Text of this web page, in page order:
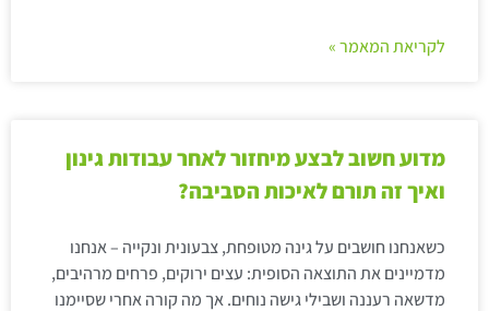
לקריאת המאמר »
מדוע חשוב לבצע מיחזור לאחר עבודות גינון
ואיך זה תורם לאיכות הסביבה?
כשאנחנו חושבים על גינה מטופחת, צבעונית ונקייה – אנחנו
מדמיינים את התוצאה הסופית: עצים ירוקים, פרחים מרהיבים,
מדשאה רעננה ושבילי גישה נוחים. אך מה קורה אחרי שסיימנו